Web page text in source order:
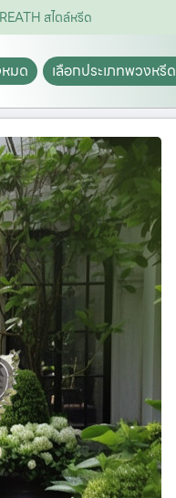
สไตล์หรีด
มด เลือกประเภทพวงหรีด